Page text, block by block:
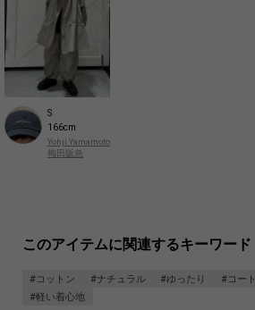
S
166cm
Yohji Yamamoto
梅田阪急
このアイテムに関連するキーワード
#コットン #ナチュラル #ゆったり #コート
#軽い着心地